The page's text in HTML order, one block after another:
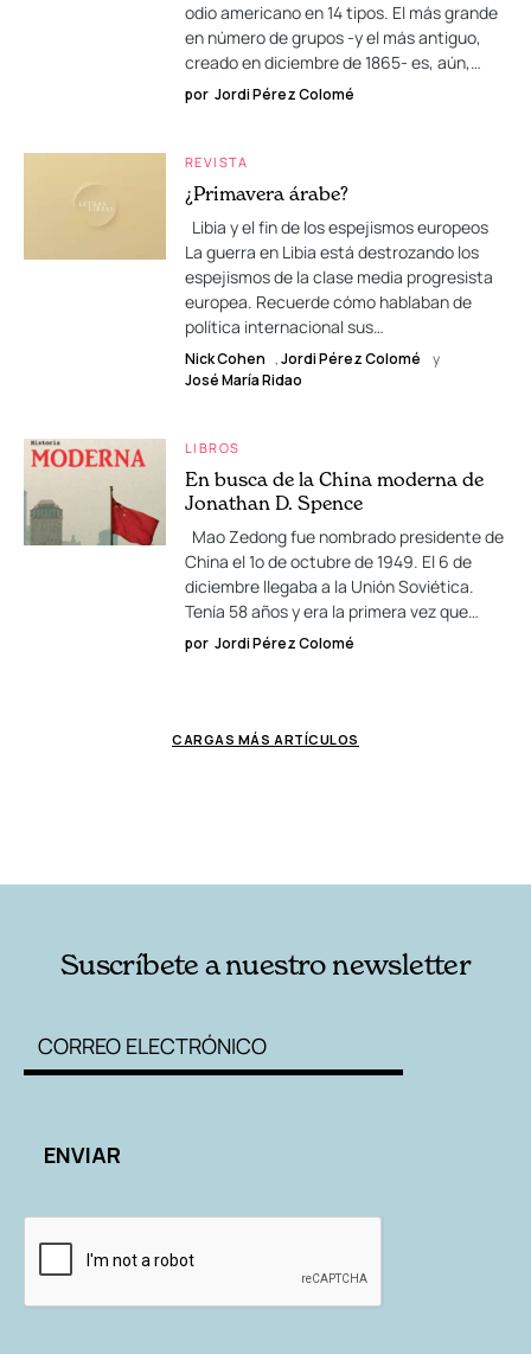
odio americano en 14 tipos. El más grande
en número de grupos -y el más antiguo,
creado en diciembre de 1865- es, aún,…
por Jordi Pérez Colomé
REVISTA
¿Primavera árabe?
Libia y el fin de los espejismos europeos
La guerra en Libia está destrozando los
espejismos de la clase media progresista
europea. Recuerde cómo hablaban de
política internacional sus…
Nick Cohen ,Jordi Pérez Colomé
y
José María Ridao
LIBROS
En busca de la China moderna de
Jonathan D. Spence
Mao Zedong fue nombrado presidente de
China el 1o de octubre de 1949. El 6 de
diciembre llegaba a la Unión Soviética.
Tenía 58 años y era la primera vez que…
por Jordi Pérez Colomé
CARGAS MÁS ARTÍCULOS
Suscríbete a nuestro newsletter